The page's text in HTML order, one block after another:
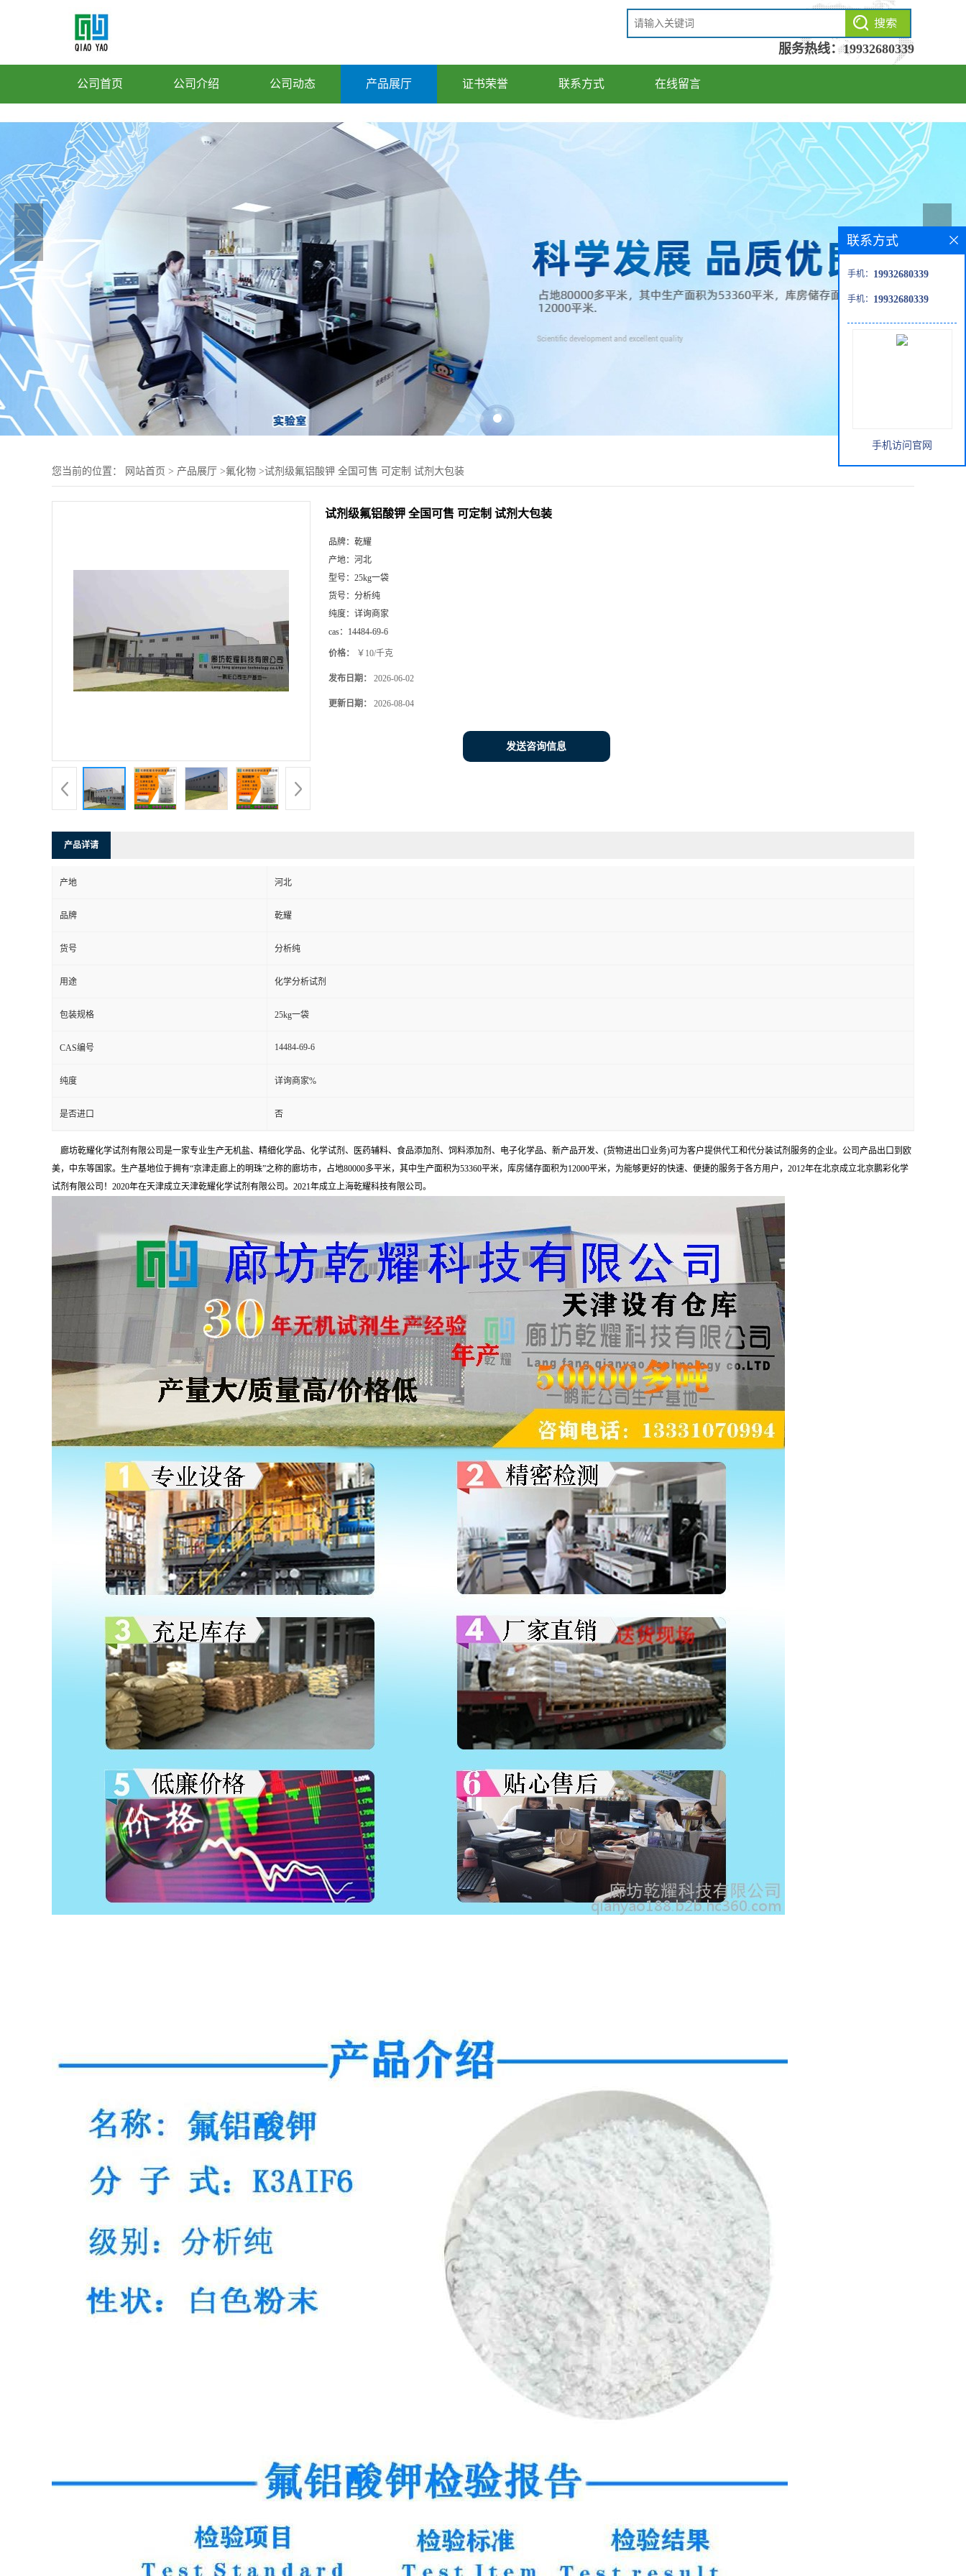
服务热线：19932680339
公司首页 公司介绍 公司动态 产品展厅 证书荣誉 联系方式 在线留言
您当前的位置： 网站首页 > 产品展厅 >氟化物 >试剂级氟铝酸钾 全国可售 可定制 试剂大包装
试剂级氟铝酸钾 全国可售 可定制 试剂大包装
品牌： 乾耀
产地： 河北
型号： 25kg一袋
货号： 分析纯
纯度： 详询商家
cas： 14484-69-6
价格： ￥10/千克
发布日期： 2026-06-02
更新日期： 2026-08-04
发送咨询信息
产品详请
产地 河北
品牌 乾耀
货号 分析纯
用途 化学分析试剂
包装规格 25kg一袋
CAS编号 14484-69-6
纯度 详询商家%
是否进口 否
廊坊乾耀化学试剂有限公司是一家专业生产无机盐、精细化学品、化学试剂、医药辅料、食品添加剂、饲料添加剂、电子化学品、新产品开发、(货物进出口业务)可为客户提供代工和代分装试剂服务的企业。公司产品出口到欧
美，中东等国家。生产基地位于拥有“京津走廊上的明珠”之称的廊坊市，占地80000多平米，其中生产面积为53360平米，库房储存面积为12000平米，为能够更好的快速、便捷的服务于各方用户，2012年在北京成立北京鹏彩化学
试剂有限公司！2020年在天津成立天津乾耀化学试剂有限公司。2021年成立上海乾耀科技有限公司。
联系方式
手机： 19932680339
手机： 19932680339
手机访问官网